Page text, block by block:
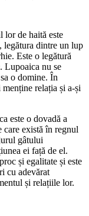
lor de haită este
legătura dintre un lup
Este o legătură
Lupoaica nu se
o domine. În
relația și a-și
este o dovadă a
există în regnul
gâtului
ei față de el.
și egalitate și este
cu adevărat
și relațiile lor.